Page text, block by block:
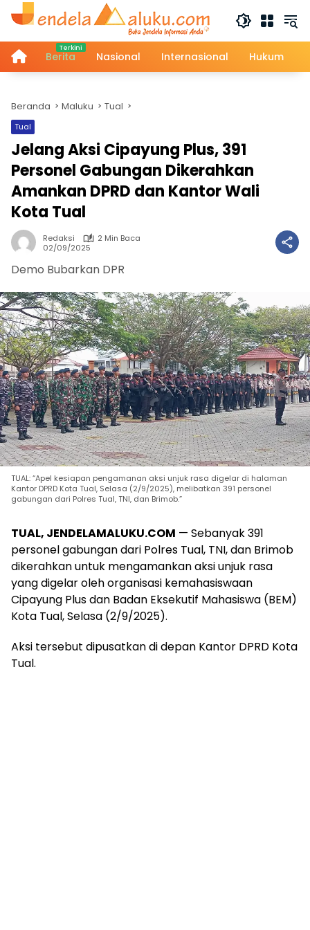
Langsung
HomeBerita Nasional Internasional Hukum
Beranda Maluku Tual
Tual
Jelang Aksi Cipayung Plus, 391
Personel Gabungan Dikerahkan
Amankan DPRD dan Kantor Wali
Kota Tual
Redaksi
2 Min Baca
02/09/2025
Demo Bubarkan DPR
TUAL: “Apel kesiapan pengamanan aksi unjuk rasa digelar di halaman
Kantor DPRD Kota Tual, Selasa (2/9/2025), melibatkan 391 personel
gabungan dari Polres Tual, TNI, dan Brimob.”
TUAL, JENDELAMALUKU.COM — Sebanyak 391
personel gabungan dari Polres Tual, TNI, dan Brimob
dikerahkan untuk mengamankan aksi unjuk rasa
yang digelar oleh organisasi kemahasiswaan
Cipayung Plus dan Badan Eksekutif Mahasiswa (BEM)
Kota Tual, Selasa (2/9/2025).
Aksi tersebut dipusatkan di depan Kantor DPRD Kota
Tual.